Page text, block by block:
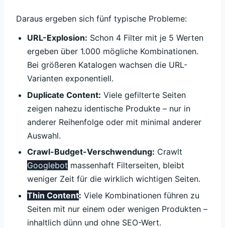
Daraus ergeben sich fünf typische Probleme:
URL-Explosion: Schon 4 Filter mit je 5 Werten
ergeben über 1.000 mögliche Kombinationen.
Bei größeren Katalogen wachsen die URL-
Varianten exponentiell.
Duplicate Content: Viele gefilterte Seiten
zeigen nahezu identische Produkte – nur in
anderer Reihenfolge oder mit minimal anderer
Auswahl.
Crawl-Budget-Verschwendung: Crawlt
Googlebot massenhaft Filterseiten, bleibt
weniger Zeit für die wirklich wichtigen Seiten.
Thin Content: Viele Kombinationen führen zu
Seiten mit nur einem oder wenigen Produkten –
inhaltlich dünn und ohne SEO-Wert.